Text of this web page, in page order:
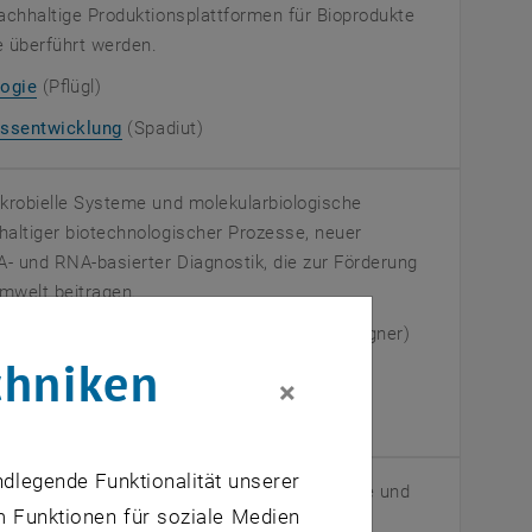
Produktionsplattformen für Bioprodukte
überführt werden.
(Pflügl)
(Spadiut)
Systeme und molekularbiologische
biotechnologischer Prozesse, neuer
und RNA-basierter Diagnostik, die zur Förderung
beitragen.
(Mach-Aigner)
Systemtechnik, molekulare Biotechnologie und
Nutzung von Bioressourcen und
×
Funktionalität unserer
Funktionen für soziale Medien